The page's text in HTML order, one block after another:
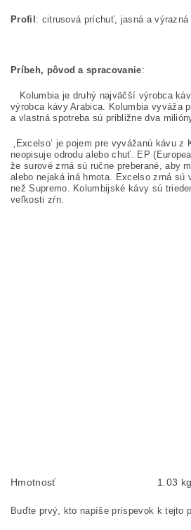
Profil : citrusová príchuť, jasná a
Príbeh, pôvod a spracovanie:
Kolumbia je druhý najväčší výrobca
výrobca kávy Arabica. Kolumbia vyváža
a vlastná spotreba sú približne dva
‚Excelso‘ je pojem pre vyvážanú kávu z
neopisuje odrodu alebo chuť. EP
že surové zrná sú ručne preberané, aby
alebo nejaká iná hmota. Excelso zrná sú
než Supremo. Kolumbijské kávy sú
veľkosti zŕn.
Hmotnosť 1.03 kg
Buďte prvý, kto napíše príspevok k tejto